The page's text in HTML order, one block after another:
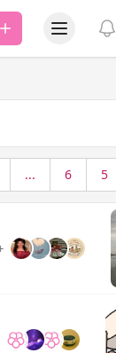
عرض الإشعارات
عرض قائمة
5
6
...